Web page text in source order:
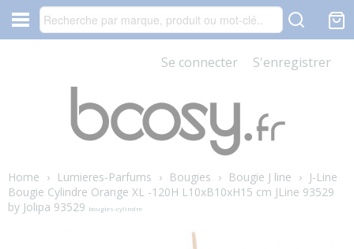
Se connecter S'enregistrer
Home › Lumieres-Parfums › Bougies › Bougie J line › J-Line
Bougie Cylindre Orange XL -120H L10xB10xH15 cm JLine 93529
by Jolipa 93529 bougies-cylindre